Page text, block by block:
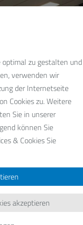
zu gestalten und
verwenden wir
der Internetseite
Cookies zu. Weitere
Sie in unserer
können Sie
& Cookies Sie
akzeptieren